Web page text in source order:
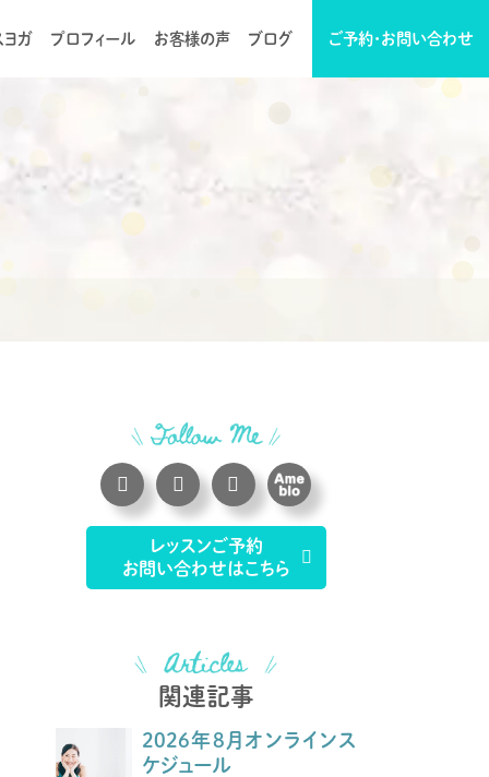
ヨガ プロフィール お客様の声 ブログ ご予約・お問い合わせ
レッスンご予約
お問い合わせはこちら
関連記事
2026年8月オンラインス
ケジュール